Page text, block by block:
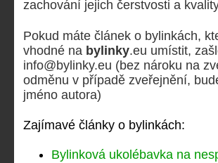
zachování jejich čerstvosti a
Pokud máte článek o bylinkách,
vhodné na bylinky.eu umístit,
info@bylinky.eu (bez nároku na
odměnu v případě zveřejnění,
jméno autora)
Zajímavé články o bylinkách:
Bylinková ukolébavka na